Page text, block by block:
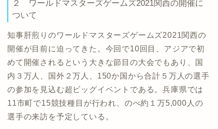
２ ワールドマスターズゲームズ2021関西の開催に
ついて
知事肝煎りのワールドマスターズゲームズ2021関西の
開催が目前に迫ってきた。今回で10回目、アジアで初
めて開催されるという大きな節目の大会でもあり、国
内３万人、国外２万人、150か国から合計５万人の選手
の参加を見込む超ビッグイベントである。兵庫県では
11市町で15競技種目が行われ、のべ約１万5,000人の
選手の来訪を予定している。